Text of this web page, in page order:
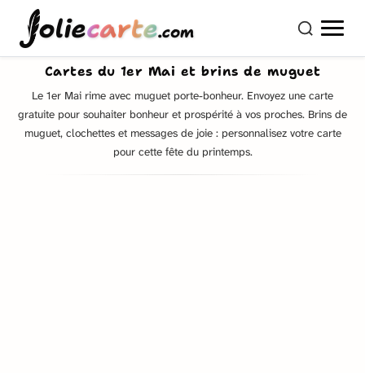
oliecarte.com
Cartes du 1er Mai et brins de muguet
Le 1er Mai rime avec muguet porte-bonheur. Envoyez une carte
gratuite pour souhaiter bonheur et prospérité à vos proches. Brins de
muguet, clochettes et messages de joie : personnalisez votre carte
pour cette fête du printemps.